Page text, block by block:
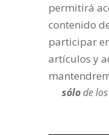
permitirá
contenido
participar
artículos y
sólode los